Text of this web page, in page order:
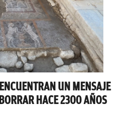
UN MENSAJE
HACE 2300 AÑOS